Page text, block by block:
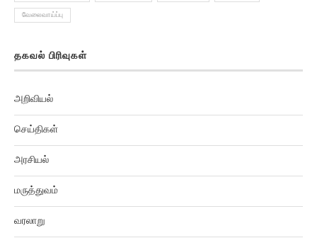
வேலைவாய்ப்பு
தகவல் பிரிவுகள்
அறிவியல்
செய்திகள்
அரசியல்
மருத்துவம்
வரலாறு